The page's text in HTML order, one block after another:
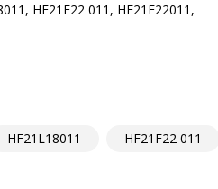
HF21F22 011, HF21F22011,
HF21L18011 HF21F22 011